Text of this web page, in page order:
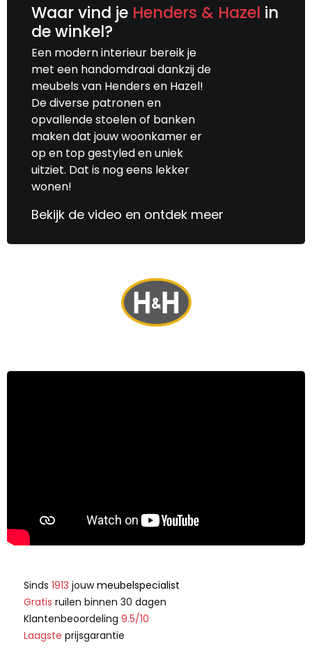
Waar vind je Henders & Hazel in
de winkel?
Een modern interieur bereik je
met een handomdraai dankzij de
meubels van Henders en Hazel!
De diverse patronen en
opvallende stoelen of banken
maken dat jouw woonkamer er
op en top gestyled en uniek
uitziet. Dat is nog eens lekker
wonen!
Bekijk de video en ontdek meer
Sinds 1913 jouwmeubelspecialist
Gratis ruilen binnen 30 dagen
Klantenbeoordeling 9.5/10
Laagste prijsgarantie